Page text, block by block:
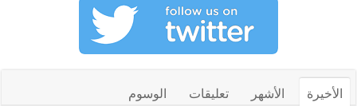
الأخيرة الأشهر تعليقات الوسوم